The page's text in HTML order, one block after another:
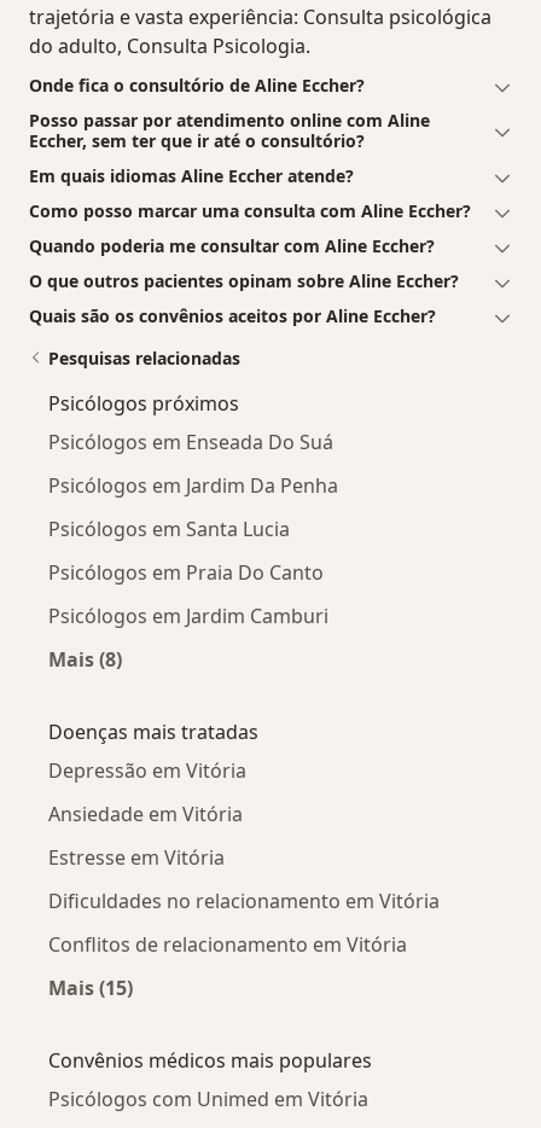
trajetória e vasta experiência: Consulta psicológica
do adulto, Consulta Psicologia.
Onde fica o consultório de Aline Eccher?
Posso passar por atendimento online com Aline
Eccher, sem ter que ir até o consultório?
Em quais idiomas Aline Eccher atende?
Como posso marcar uma consulta com Aline Eccher?
Quando poderia me consultar com Aline Eccher?
O que outros pacientes opinam sobre Aline Eccher?
Quais são os convênios aceitos por Aline Eccher?
Pesquisas relacionadas
Psicólogos próximos
Psicólogos em Enseada Do Suá
Psicólogos em Jardim Da Penha
Psicólogos em Santa Lucia
Psicólogos em Praia Do Canto
Psicólogos em Jardim Camburi
Mais (8)
Doenças mais tratadas
Depressão em Vitória
Ansiedade em Vitória
Estresse em Vitória
Dificuldades no relacionamento em Vitória
Conflitos de relacionamento em Vitória
Mais (15)
Convênios médicos mais populares
Psicólogos com Unimed em Vitória